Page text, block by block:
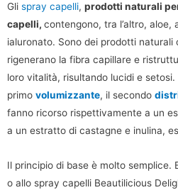
Gli spray capelli, prodotti naturali
capelli, contengono, tra l’altro, aloe,
ialuronato. Sono dei prodotti
rigenerano la fibra capillare e
loro vitalità, risultando lucidi e setosi.
primo volumizzante, il secondo
fanno ricorso rispettivamente a un
a un estratto di castagne e inulina,
Il principio di base è molto semplice.
o allo spray capelli Beautilicious